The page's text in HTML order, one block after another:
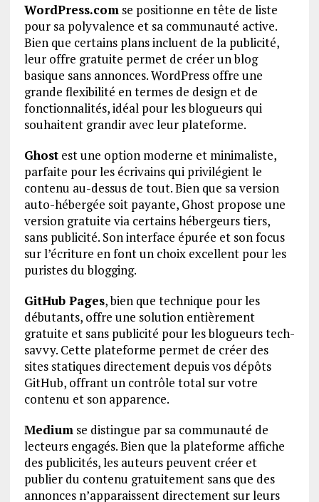
WordPress.com se positionne en tête de liste
pour sa polyvalence et sa communauté active.
Bien que certains plans incluent de la publicité,
leur offre gratuite permet de créer un blog
basique sans annonces. WordPress offre une
grande flexibilité en termes de design et de
fonctionnalités, idéal pour les blogueurs qui
souhaitent grandir avec leur plateforme.
Ghostest une option moderne et minimaliste,
parfaite pour les écrivains qui privilégient le
contenu au-dessus de tout. Bien que sa version
auto-hébergée soit payante, Ghost propose une
version gratuite via certains hébergeurs tiers,
sans publicité. Son interface épurée et son focus
sur l’écriture en font un choix excellent pour les
puristes du blogging.
GitHub Pages, bien que technique pour les
débutants, offre une solution entièrement
gratuite et sans publicité pour les blogueurs tech-
savvy. Cette plateforme permet de créer des
sites statiques directement depuis vos dépôts
GitHub, offrant un contrôle total sur votre
contenu et son apparence.
Medium se distingue par sa communauté de
lecteurs engagés. Bien que la plateforme affiche
des publicités, les auteurs peuvent créer et
publier du contenu gratuitement sans que des
annonces n’apparaissent directement sur leurs